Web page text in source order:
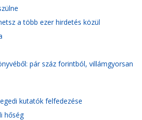
a több ezer hirdetés közül
pár száz forintból, villámgyorsan
kutatók felfedezése
hőség